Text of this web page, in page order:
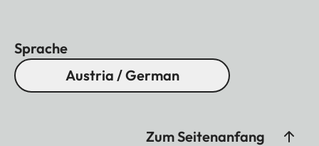
Sprache
Austria / German
Zum Seitenanfang